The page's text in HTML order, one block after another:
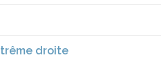
droite